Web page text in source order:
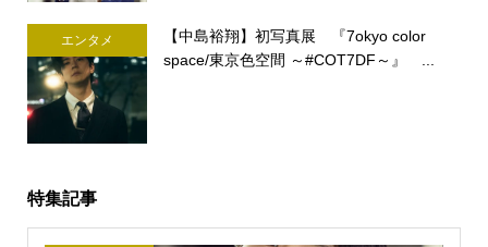
エンタメ
【中島裕翔】初写真展 『7okyo color
space/東京色空間 ～#COT7DF～』 ...
特集記事